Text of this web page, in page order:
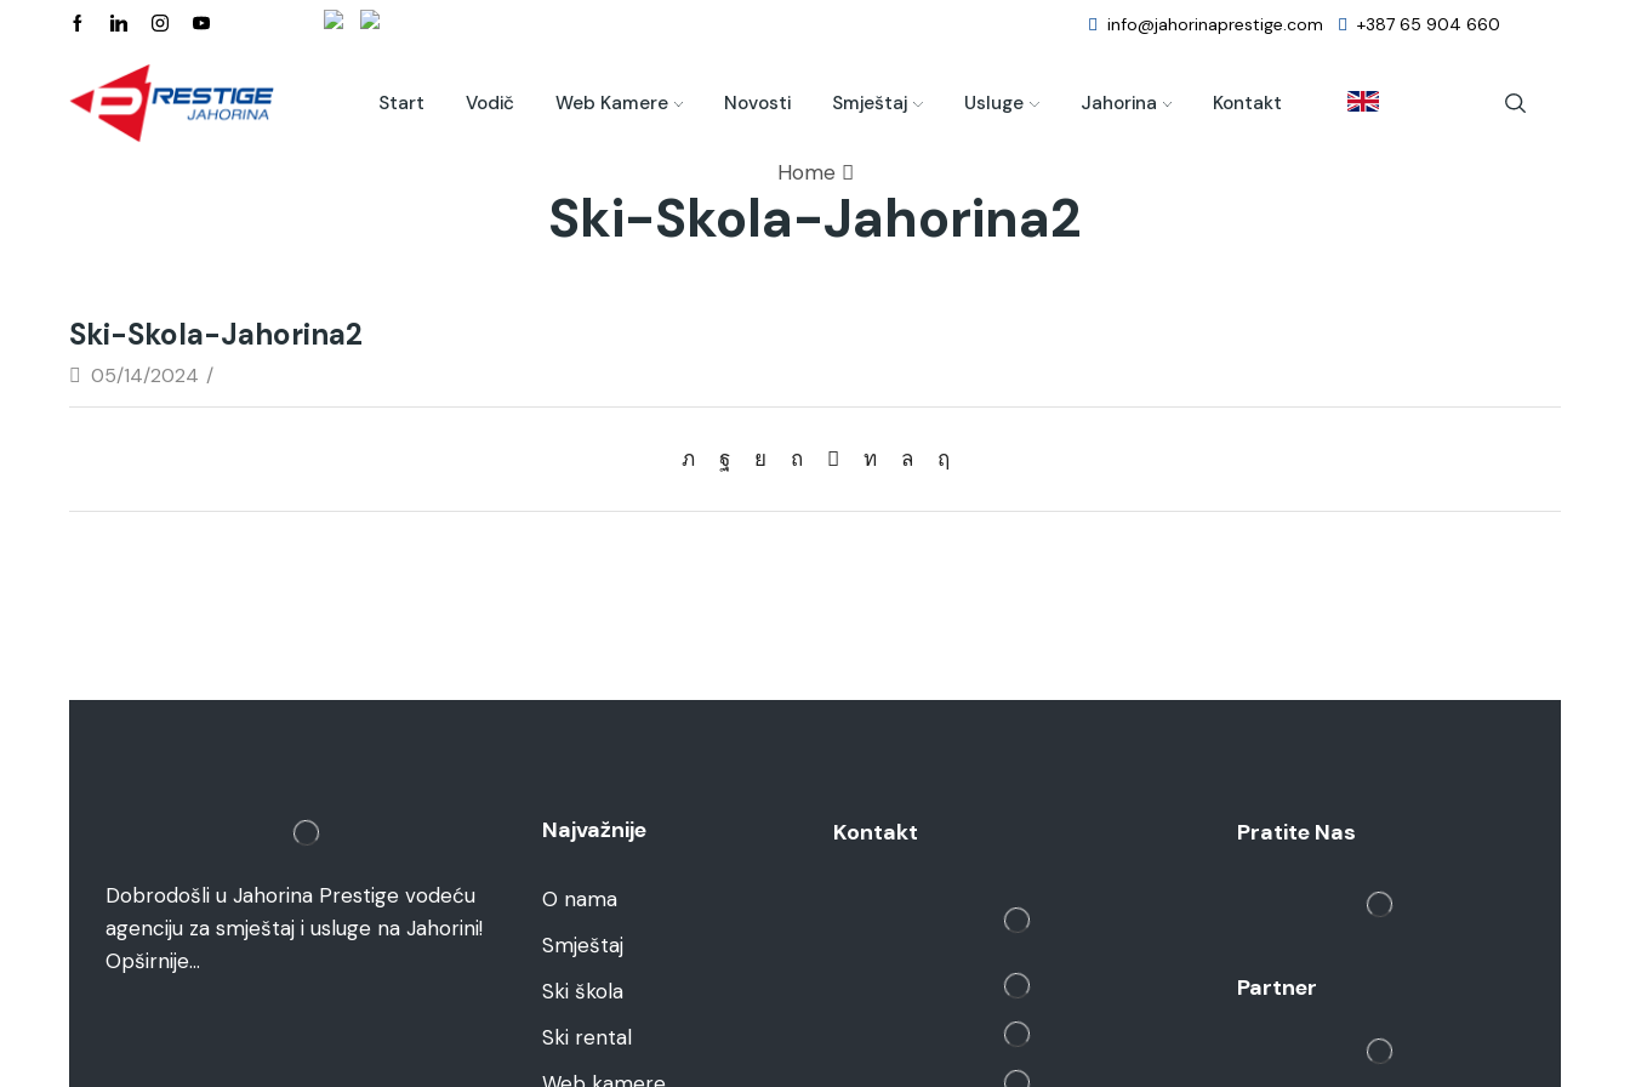
info@jahorinaprestige.com +387 65 904 660
Start Vodič Web Kamere Novosti Smještaj Usluge Jahorina Kontakt
Home
Ski-Skola-Jahorina2
Ski-Skola-Jahorina2
05/14/2024 /
Dobrodošli u Jahorina Prestige vodeću
agenciju za smještaj i usluge na Jahorini!
Opširnije…
Najvažnije
O nama
Smještaj
Ski škola
Ski rental
Kontakt Pratite Nas
Partner